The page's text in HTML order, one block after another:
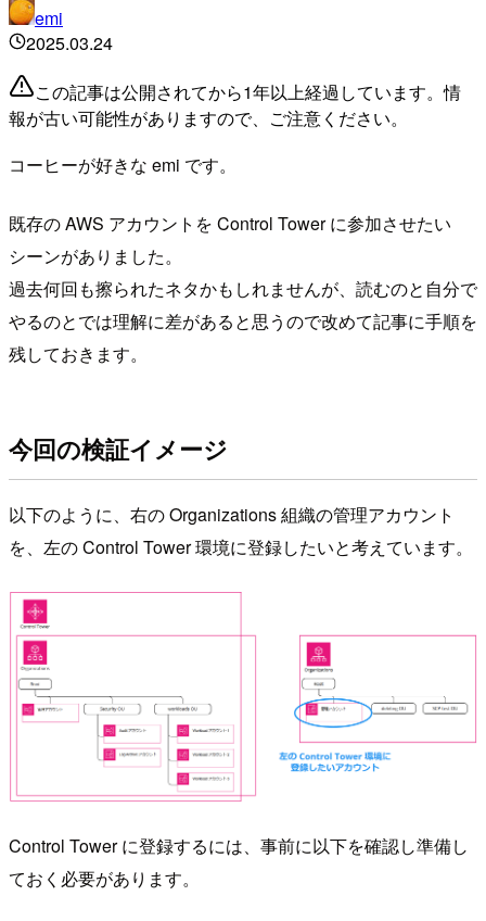
emi
2025.03.24
この記事は公開されてから1年以上経過しています。情
報が古い可能性がありますので、ご注意ください。
コーヒーが好きな emi です。
既存の AWS アカウントを Control Tower に参加させたい
シーンがありました。
過去何回も擦られたネタかもしれませんが、読むのと自分で
やるのとでは理解に差があると思うので改めて記事に手順を
残しておきます。
今回の検証イメージ
以下のように、右の Organizations 組織の管理アカウント
を、左の Control Tower 環境に登録したいと考えています。
Control Tower に登録するには、事前に以下を確認し準備し
ておく必要があります。